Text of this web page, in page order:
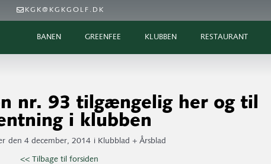
KGK@KGKGOLF.DK
BANEN GREENFEE KLUBBEN RESTAURANT
nr. 93 tilgængelig her og til
i klubben
den 4 december, 2014 i Klubblad + Årsblad
<< Tilbage til forsiden